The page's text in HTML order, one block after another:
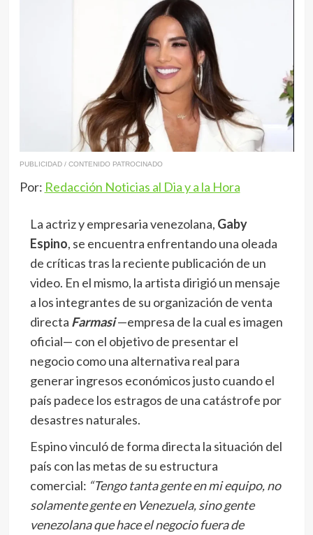
PUBLICIDAD / CONTENIDO PATROCINADO
Por: Redacción Noticias al Dia y a la Hora
La actriz y empresaria venezolana, Gaby
Espino, se encuentra enfrentando una oleada
de críticas tras la reciente publicación de un
video. En el mismo, la artista dirigió un mensaje
a los integrantes de su organización de venta
directa Farmasi—empresa de la cual es imagen
oficial— con el objetivo de presentar el
negocio como una alternativa real para
generar ingresos económicos justo cuando el
país padece los estragos de una catástrofe por
desastres naturales.
Espino vinculó de forma directa la situación del
país con las metas de su estructura
comercial: “Tengo tanta gente en mi equipo, no
solamente gente en Venezuela, sino gente
venezolana que hace el negocio fuera de